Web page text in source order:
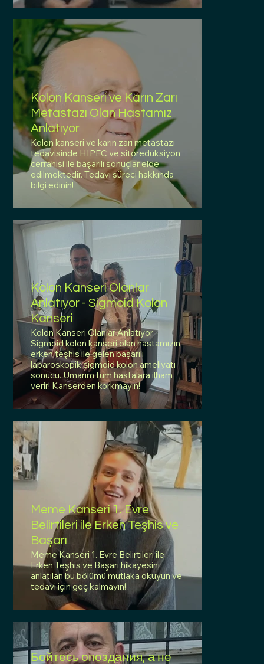
Kolon Kanseri ve Karın Zarı
Metastazı Olan Hastamız
Anlatıyor
Kolon kanseri ve karın zarı metastazı
tedavisinde HIPEC ve sitoredüksiyon
cerrahisi ile başarılı sonuçlar elde
edilmektedir. Tedavi süreci hakkında
bilgi edinin!
Kolon Kanseri Olanlar
Anlatıyor - Sigmoid Kolon
Kanseri
Kolon Kanseri Olanlar Anlatıyor -
Sigmoid kolon kanseri olan hastamızın
erken teşhis ile gelen başarılı
laparoskopik sigmoid kolon ameliyatı
sonucu. Umarım tüm hastalara ilham
verir! Kanserden korkmayın!
Meme Kanseri 1. Evre
Belirtileri ile Erken Teşhis ve
Başarı
Meme Kanseri 1. Evre Belirtileri ile
Erken Teşhis ve Başarı hikayesini
anlatılan bu bölümü mutlaka okuyun ve
tedavi için geç kalmayın!
Бойтесь опоздания, а не